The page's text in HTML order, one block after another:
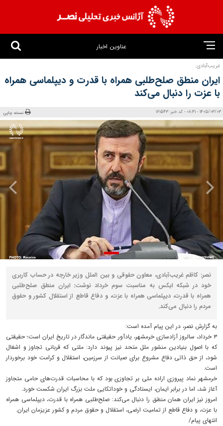
عناوین اخبار
غریب‌آبادی:
ایران منطق صلح‌طلبی همراه با قدرت و دیپلماسی همراه
با عزت را دنبال می‌کند
1405/03/03 - 08:41 - کد خبر: 161543 نسخه چاپی
نصر: کاظم غریب‌آبادی، معاون حقوقی و بین الملل وزیر خارجه در حساب کاربری
خود در شبکه ایکس به مناسبت سوم خرداد نوشت: ایران منطق صلح‌طلبی
همراه با قدرت، دیپلماسی همراه با عزت، و دفاع قاطع از استقلال کشور و حقوق
مردم را دنبال می‌کند.
به گزارش نصر، در این پیام آمده است:
‏۳ خرداد، سالروز آزادسازی خرمشهر، یادآور حقیقتی ماندگار در تاریخ ایران است؛ حقیقتی
که با اصول بنیادین منشور ملل متحد نیز پیوند دارد: ملتی که قربانی تجاوز و اشغال
شود، از حق ذاتی دفاع مشروع برای صیانت از سرزمین، استقلال و کرامت خود برخوردار
است.
خرمشهر نماد پیروزی اراده ملی بر تجاوزی بود که با محاسبات قدرت‌های حامی متجاوز
آغاز شد، اما در برابر ایمان، ایستادگی و خوداتکایی ملت بزرگ ایران شکست خورد.
امروز نیز ایران همان منطق را دنبال می‌کند: صلح‌طلبی همراه با قدرت، دیپلماسی همراه
با عزت، و دفاع قاطع از تمامیت ارضی، استقلال و حقوق مردم و کشور عزیزمان ایران.
انتهای پیام/